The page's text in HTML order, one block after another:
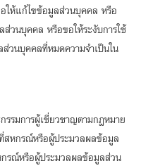
ให้แก้ไขข้อมูลส่วนบุคคล หรือ
วนบุคคล หรือขอให้ระงับการใช้
วนบุคคลที่หมดความจำเป็นใน
รมการผู้เชี่ยวชาญตามกฎหมาย
สหกรณ์หรือผู้ประมวลผลข้อมูล
รณ์หรือผู้ประมวลผลข้อมูลส่วน